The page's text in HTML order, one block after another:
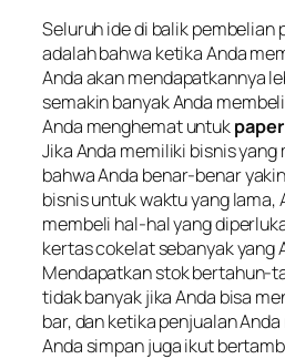
Seluruh ide di balik pembelian
adalah bahwa ketika Anda
Anda akan mendapatkannya
semakin banyak Anda
Anda menghemat untuk
Jika Anda memiliki bisnis
bahwa Anda benar-benar
bisnis untuk waktu yang lama,
membeli hal-hal yang
kertas cokelat sebanyak yang
Mendapatkan stok bertahun-
tidak banyak jika Anda bisa
bar, dan ketika penjualan
Anda simpan juga ikut